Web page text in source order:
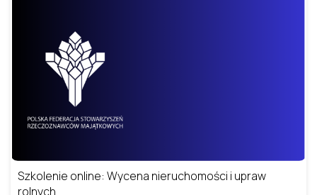
Szkolenie online: Wycena nieruchomości i upraw
rolnych